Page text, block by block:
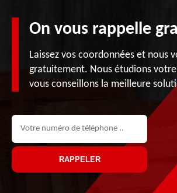
On vous rappelle
Laissez vos coordonnées et nous
gratuitement. Nous étudions
vous conseillons la meilleure